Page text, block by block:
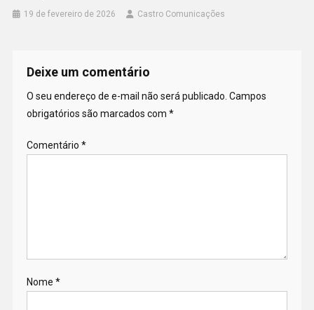
19 de fevereiro de 2026 Castro Comunicações
Deixe um comentário
O seu endereço de e-mail não será publicado. Campos
obrigatórios são marcados com *
Comentário *
Nome *